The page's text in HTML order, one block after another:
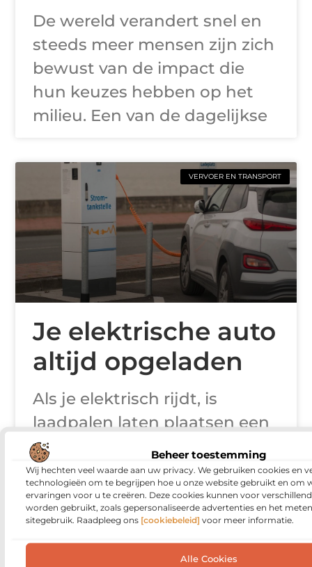
Beheer toestemming
Wij hechten veel waarde aan uw privacy. We gebruiken cookies en
technologieën om te begrijpen hoe u onze website gebruikt en om
ervaringen voor u te creëren. Deze cookies kunnen voor
worden gebruikt, zoals gepersonaliseerde advertenties en het
sitegebruik. Raadpleeg ons [cookiebeleid] voor meer informatie.
Alle Cookies
De wereld verandert snel en
steeds meer mensen zijn zich
bewust van de impact die
hun keuzes hebben op het
milieu. Een van de dagelijkse
VERVOER EN TRANSPORT
Je elektrische auto
altijd opgeladen
Als je elektrisch rijdt, is
laadpalen laten plaatsen een
slimme zet. Of je nu thuis of
op het werk wilt laden,
laadpalen zorgen voor gemak
VERVOER EN TRANSPORT